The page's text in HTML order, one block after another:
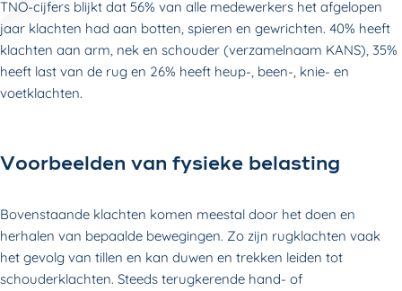
TNO-cijfers blijkt dat 56% van alle medewerkers het afgelopen
jaar klachten had aan botten, spieren en gewrichten. 40% heeft
klachten aan arm, nek en schouder (verzamelnaam KANS), 35%
heeft last van de rug en 26% heeft heup-, been-, knie- en
voetklachten.
Voorbeelden van fysieke belasting
Bovenstaande klachten komen meestal door het doen en
herhalen van bepaalde bewegingen. Zo zijn rugklachten vaak
het gevolg van tillen en kan duwen en trekken leiden tot
schouderklachten. Steeds terugkerende hand- of